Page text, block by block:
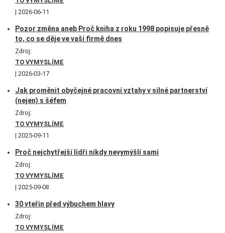
2026-06-11
Pozor změna aneb Proč kniha z roku 1998 popisuje přesně
to, co se děje ve vaší firmě dnes
Zdroj:
TO VYMYSLÍME
2026-03-17
Jak proměnit obyčejné pracovní vztahy v silné partnerství
(nejen) s šéfem
Zdroj:
TO VYMYSLÍME
2025-09-11
Proč nejchytřejší lídři nikdy nevymýšlí sami
Zdroj:
TO VYMYSLÍME
2025-09-08
30 vteřin před výbuchem hlavy
Zdroj:
TO VYMYSLÍME